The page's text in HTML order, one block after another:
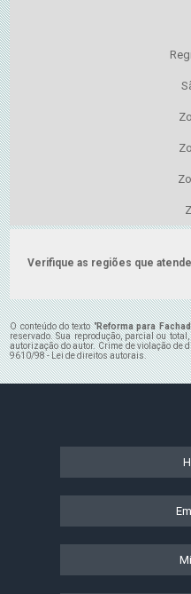
Verifique as regiões que
O conteúdo do texto "Reforma para
reservado. Sua reprodução, parcial ou
autorização do autor. Crime de violação
9610/98 - Lei de direitos autorais.